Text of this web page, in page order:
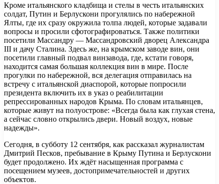
Кроме итальянского кладбища и стелы в честь итальянских
солдат, Путин и Берлускони прогулялись по набережной
Ялты, где их сразу окружила толпа людей, которые задавали
вопросы и просили сфотографироваться. Также политики
посетили Массандру — Массандровский дворец Александра
III и дачу Сталина. Здесь же, на крымском заводе вин, они
посетили главный подвал винзавода, где, кстати говоря,
находится самая большая коллекция вин в мире. После
прогулки по набережной, вся делегация отправилась на
встречу с итальянской диаспорой, которые попросили
президента включить их в указ о реабилитации
репрессированных народов Крыма. По словам итальянцев,
которые живут на полуострове: «Всегда была как глухая стена,
а сейчас словно открылись двери. Новый воздух, новые
надежды».
Сегодня, в субботу 12 сентября, как рассказал журналистам
Дмитрий Песков, пребывание в Крыму Путина и Берлускони
будет продолжено. Их ждёт насыщенная программа с
посещением музеев, достопримечательностей и других
объектов.